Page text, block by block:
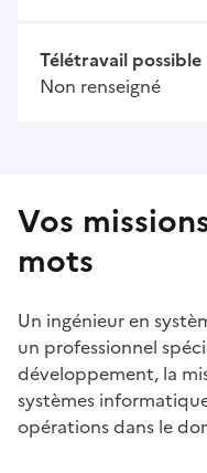
Télétravail possible
Non renseigné
Vos
mots
Un ingénieur en
un professionnel
développement, la
systèmes
opérations dans le